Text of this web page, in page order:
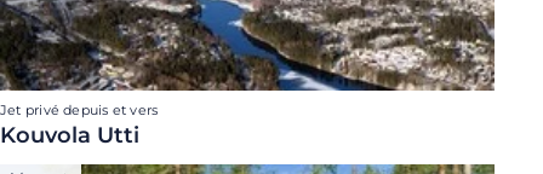
Jet privé depuis et vers
Kouvola Utti